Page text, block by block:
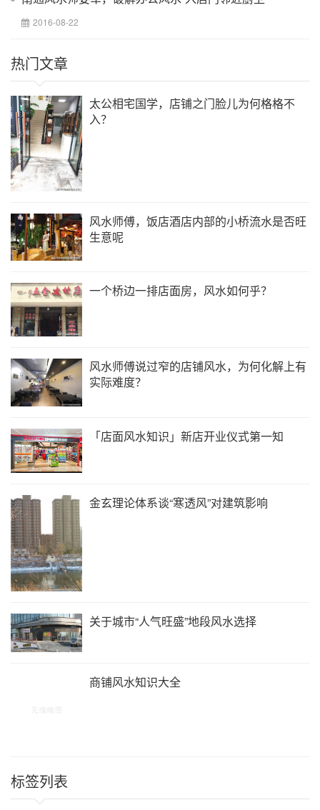
2016-08-22
热门文章
太公相宅国学，店铺之门脸儿为何格格不
入？
风水师傅，饭店酒店内部的小桥流水是否旺
生意呢
一个桥边一排店面房，风水如何乎？
风水师傅说过窄的店铺风水，为何化解上有
实际难度？
「店面风水知识」新店开业仪式第一知
金玄理论体系谈“寒透风”对建筑影响
关于城市“人气旺盛”地段风水选择
商铺风水知识大全
标签列表